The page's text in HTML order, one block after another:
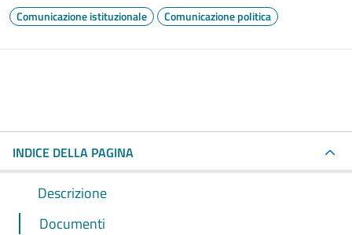
Comunicazione istituzionale Comunicazione politica
INDICE DELLA PAGINA
Descrizione
Documenti